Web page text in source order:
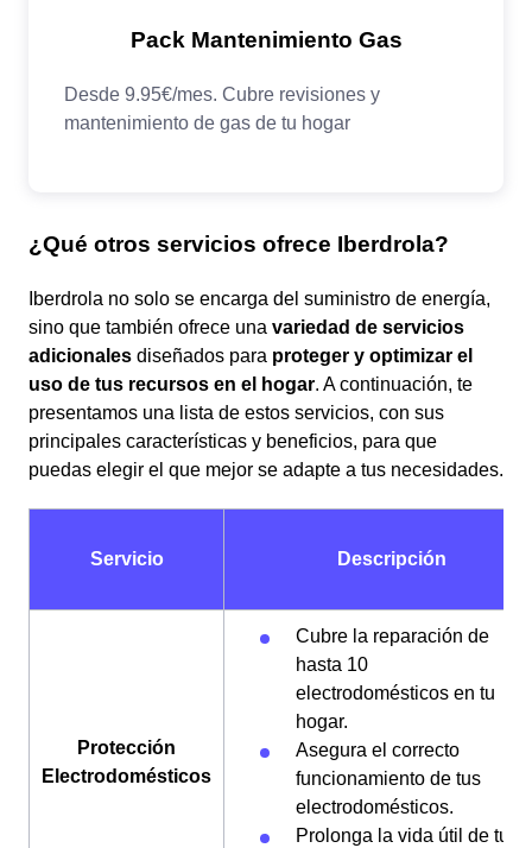
¿Qué otros servicios ofrece Iberdrola?
Iberdrola no solo se encarga del suministro de energía,
sino que también ofrece una variedad de servicios
adicionales diseñados para proteger y optimizar el
uso de tus recursos en el hogar. A continuación, te
presentamos una lista de estos servicios, con sus
principales características y beneficios, para que
puedas elegir el que mejor se adapte a tus necesidades.
Servicio Descripción
Protección
Electrodomésticos
Cubre la reparación de
hasta 10
electrodomésticos en tu
hogar.
Asegura el correcto
funcionamiento de tus
electrodomésticos.
Prolonga la vida útil de tus